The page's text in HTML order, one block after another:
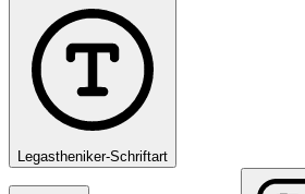
Legastheniker-Schriftart